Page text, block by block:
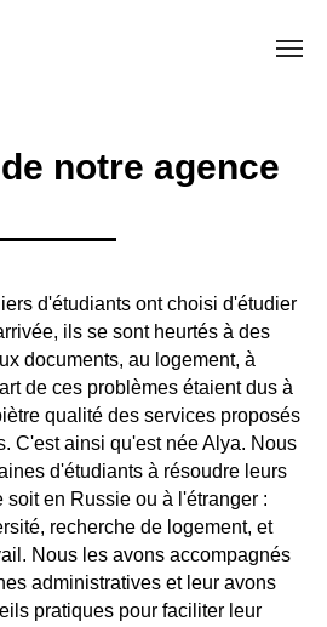
notre agence
d'étudiants ont choisi d'étudier
ils se sont heurtés à des
documents, au logement, à
de ces problèmes étaient dus à
qualité des services proposés
C'est ainsi qu'est née Alya. Nous
d'étudiants à résoudre leurs
soit en Russie ou à l'étranger :
recherche de logement, et
Nous les avons accompagnés
administratives et leur avons
pratiques pour faciliter leur